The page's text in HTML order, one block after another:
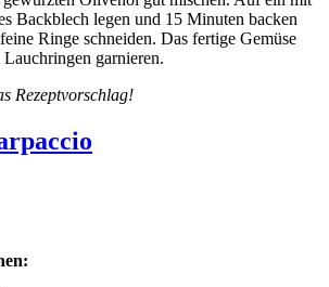
Backblech legen und 15 Minuten backen
Ringe schneiden. Das fertige Gemüse
garnieren.
Rezeptvorschlag!